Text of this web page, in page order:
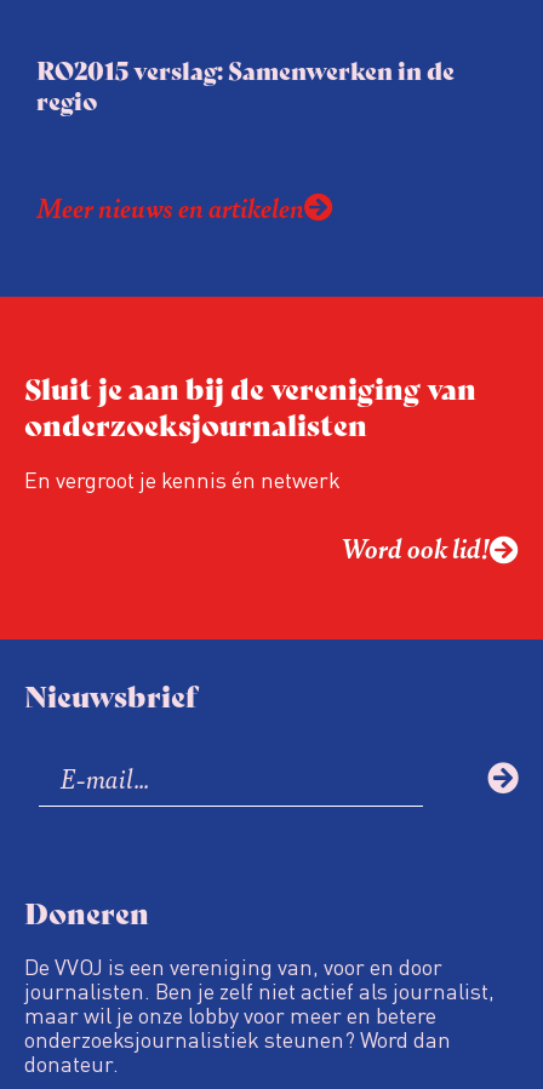
RO2015 verslag: Samenwerken in de
regio
Meer nieuws en artikelen
Sluit je aan bij de vereniging van
onderzoeksjournalisten
En vergroot je kennis én netwerk
Word ook lid!
Nieuwsbrief
Doneren
De VVOJ is een vereniging van, voor en door
journalisten. Ben je zelf niet actief als journalist,
maar wil je onze lobby voor meer en betere
onderzoeksjournalistiek steunen? Word dan
donateur.